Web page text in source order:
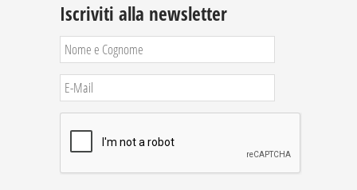
Iscriviti alla newsletter